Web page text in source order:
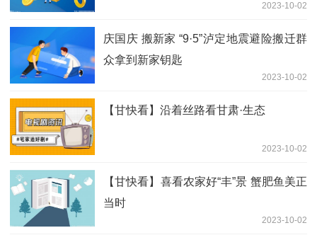
2023-10-02
庆国庆 搬新家 “9·5”泸定地震避险搬迁群
众拿到新家钥匙
2023-10-02
【甘快看】沿着丝路看甘肃·生态
2023-10-02
【甘快看】喜看农家好“丰”景 蟹肥鱼美正
当时
2023-10-02